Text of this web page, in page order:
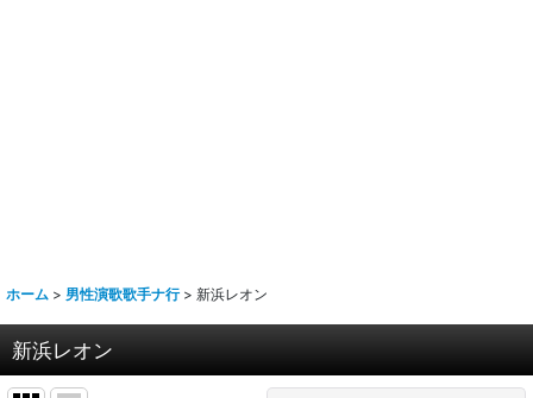
ホーム > 男性演歌歌手ナ行 > 新浜レオン
新浜レオン